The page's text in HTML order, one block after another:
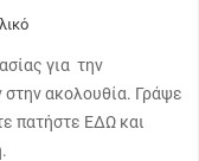
για την
ακολουθία. Γράψε
πατήστε ΕΔΩ και